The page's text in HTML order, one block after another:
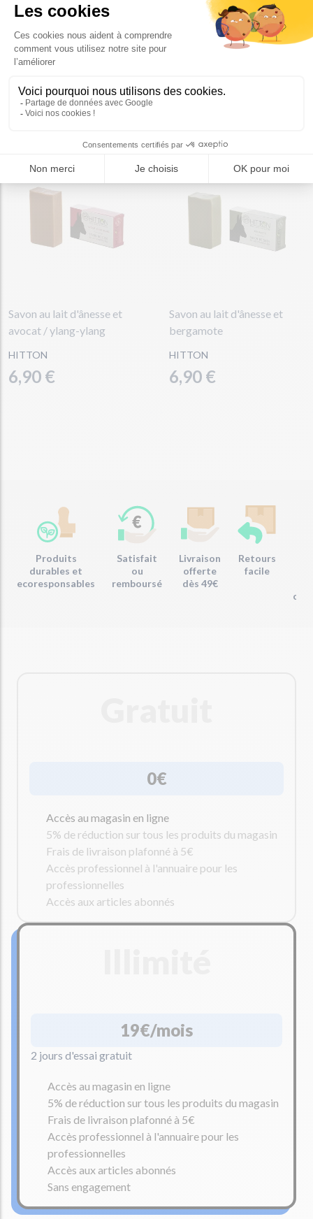
Lesnouveautés
Savon au lait d'ânesse et
avocat / ylang-ylang
HITTON
6,90 €
Savon au lait d'ânesse et
bergamote
HITTON
6,90 €
Produits
durables et
ecoresponsables
Satisfait
ou
remboursé
Livraison
offerte
dès 49€
Retours
facile
0€
Accès au magasin en ligne
5% de réduction sur tous les produits du magasin
Frais de livraison plafonné à 5€
Accès professionnel à l'annuaire pour les
professionnelles
Accès aux articles abonnés
19€/mois
2 jours d'essai gratuit
Accès au magasin en ligne
5% de réduction sur tous les produits du magasin
Frais de livraison plafonné à 5€
Accès professionnel à l'annuaire pour les
professionnelles
Accès aux articles abonnés
Sans engagement